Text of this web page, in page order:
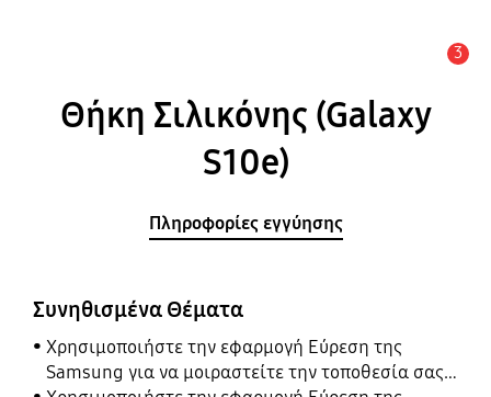
3
Θήκη Σιλικόνης (Galaxy
S10e)
Πληροφορίες εγγύησης
Συνηθισμένα Θέματα
Χρησιμοποιήστε την εφαρμογή Εύρεση της
Samsung για να μοιραστείτε την τοποθεσία σας